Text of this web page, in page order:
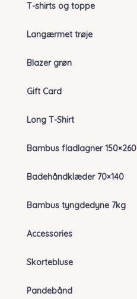
T-shirts og toppe
Langærmet trøje
Blazer grøn
Gift Card
Long T-Shirt
Bambus fladlagner 150×260
Badehåndklæder 70×140
Bambus tyngdedyne 7kg
Accessories
Skortebluse
Pandebånd